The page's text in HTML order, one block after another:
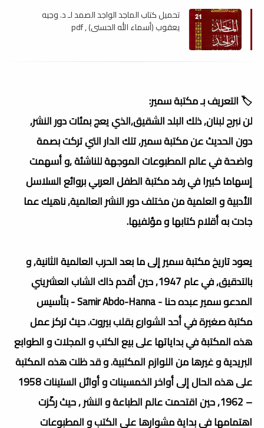
تحميل كتاب الماجد الواجد الصمد لـ د. وجيه
يعقوب (أسماء الله الحسنى) , pdf
🏷️ التعريف بـ مكتبة سمير:
لن نبرح لبنان, ذلك البلد الشقيق,الذي يعج بمئات دور النشر,
دون الحديث عن مكتبة سمير, تلك الدار التي تركت بصمة
واضحة في عالم المطبوعات الموجهة للناشئة ,و أسهمت
إسهاما كبيرا في رفد مكتبة الطفل العربي بروائع السلاسل
الأدبية و العلمية من مختلف دور النشر العالمية, ناهيك عما
جادت به أقلام كتابها و مؤلفيها.
يعود تاريخ مكتبة سمير إلى ما بعد الحرب العالمية الثانية, و
بالتدقيق, في عام 1947, حين أقدم ذاك الشاب العشريني
المدعو سمير عبده حنا - Samir Abdo-Hanna - بتأسيس
مكتبة صغيرة في أحد الشوارع بقلب بيروت. حيث تركز عمل
هذه المكتبة في بداياتها على بيع الكتب و المجلات و الطوابع
البريدية و غيرها من اللوازم المكتبية. و قد ظلت هذه المكتبة
على هذه الحال إلى أواخر الخمسينات و أوائل الستينات 1958
– 1962, حين اقتحمت عالم الطباعة و النشر , حيث ركّزت
اهتمامها في بداية مشوارها على الكتب و المطبوعات